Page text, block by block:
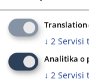
Translation
↓ 2 Servisi
Analitika o
↓ 2 Servisi